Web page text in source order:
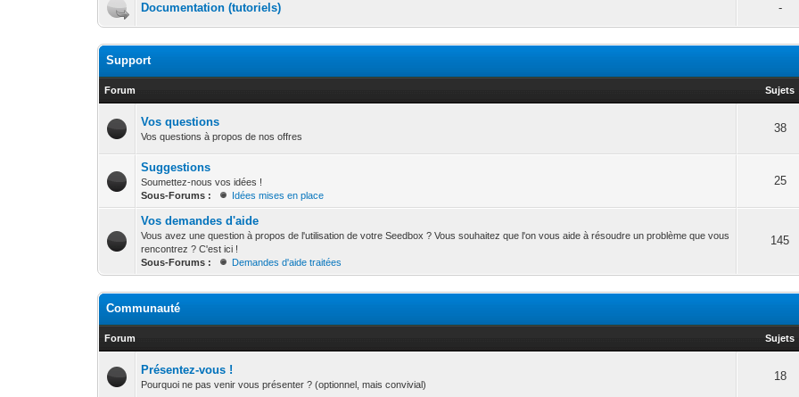
Documentation (tutoriels) -
Support
Forum Sujets
Vos questions
Vos questions à propos de nos offres
38
Suggestions
Soumettez-nous vos idées !
Sous-Forums :
Idées mises en place
25
Vos demandes d'aide
Vous avez une question à propos de l'utilisation de votre Seedbox ? Vous souhaitez que l'on vous aide à résoudre un problème que vous
rencontrez ? C'est ici !
Sous-Forums :
Demandes d'aide traitées
145
Communauté
Forum Sujets
Présentez-vous !
Pourquoi ne pas venir vous présenter ? (optionnel, mais convivial)
18